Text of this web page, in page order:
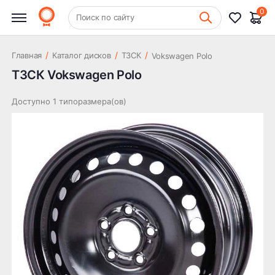
+7 (831) 261-35-35 Шиномонтаж
Поиск по сайту
0
Главная / Каталог дисков / ТЗСК / Vokswagen Polo
ТЗСК Vokswagen Polo
Доступно 1 типоразмера(ов)